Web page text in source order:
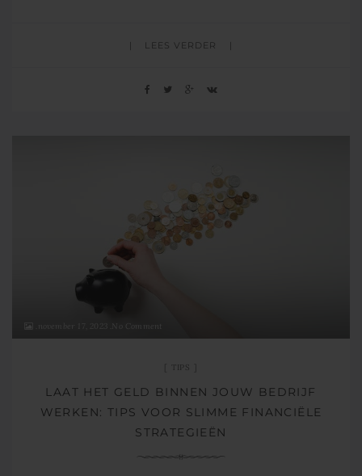
LEES VERDER
No Comment
TIPS
LAAT HET GELD BINNEN JOUW BEDRIJF
WERKEN: TIPS VOOR SLIMME FINANCIËLE
STRATEGIEËN